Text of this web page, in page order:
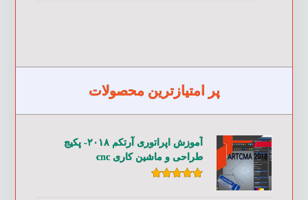
پر امتیازترین محصولات
آموزش اپراتوری آرتکم ۲۰۱۸- پکیج
طراحی و ماشین کاری cnc